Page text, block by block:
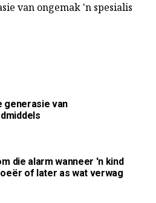
van ongemak 'n spesialis
generasie van
die alarm wanneer 'n kind
of later as wat verwag